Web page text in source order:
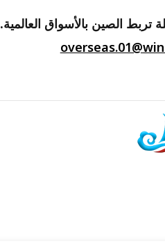
الصين بالأسواق العالمية.